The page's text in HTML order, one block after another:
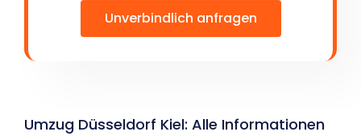
Unverbindlich anfragen
Umzug Düsseldorf Kiel: Alle Informationen